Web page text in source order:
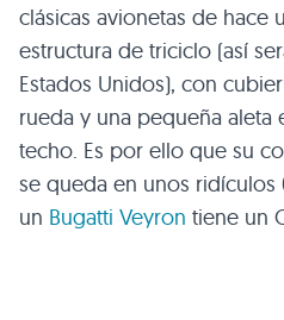
clásicas avionetas de hace
estructura de triciclo (así
Estados Unidos), con
rueda y una pequeña aleta
techo. Es por ello que su
se queda en unos ridículos
un Bugatti Veyron tiene un